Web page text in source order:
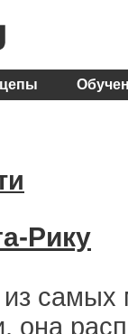
Рику
самых
она